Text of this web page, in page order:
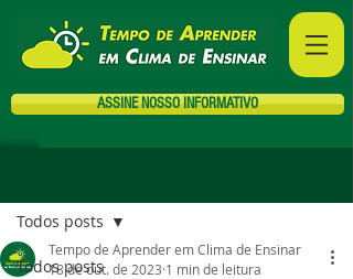
ASSINE NOSSO INFORMATIVO
Todos posts
Todos posts
Tempo de Aprender em Clima de Ensinar
18 de out. de 2023 1 min de leitura